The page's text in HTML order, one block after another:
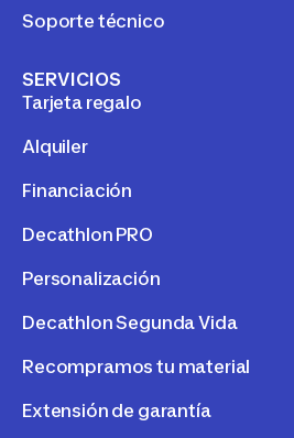
Soporte técnico
SERVICIOS
Tarjeta regalo
Alquiler
Financiación
Decathlon PRO
Personalización
Decathlon Segunda Vida
Recompramos tu material
Extensión de garantía